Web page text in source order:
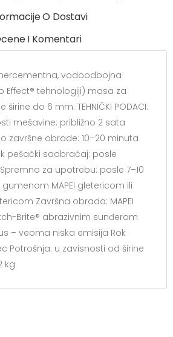
O Dostavi
I Komentari
vodoodbojna
Effect® tehnologiji) masa za
do 6 mm. TEHNIČKI PODACI:
mešavine: približno 2 sata
završne obrade: 10–20 minuta
pešački saobraćaj: posle
za upotrebu: posle 7–10
MAPEI gletericom ili
Završna obrada: MAPEI
Brite® abrazivnim sunđerom
– veoma niska emisija Rok
Potrošnja: u zavisnosti od širine
kg